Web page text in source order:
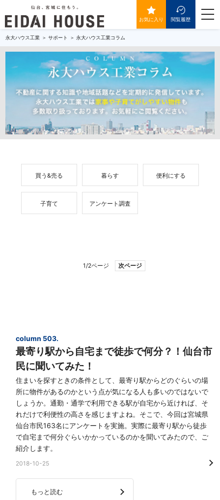
お気に入り 閲覧履歴
永大ハウス工業 サポート 永大ハウス工業コラム
買う&売る 暮らす 便利にする
子育て アンケート調査
1/2ページ 次ページ
column 503.
最寄り駅から自宅まで徒歩で何分？！仙台市
民に聞いてみた！
住まいを探すときの条件として、最寄り駅からどのぐらいの場
所に物件があるのかという点が気になる人も多いのではないで
しょうか。通勤・通学で利用できる駅が自宅から近ければ、そ
れだけで利便性の高さを感じますよね。そこで、今回は宮城県
仙台市民163名にアンケートを実施。実際に最寄り駅から徒歩
で自宅まで何分ぐらいかかっているのかを聞いてみたので、ご
紹介します。
2018-10-25
もっと読む